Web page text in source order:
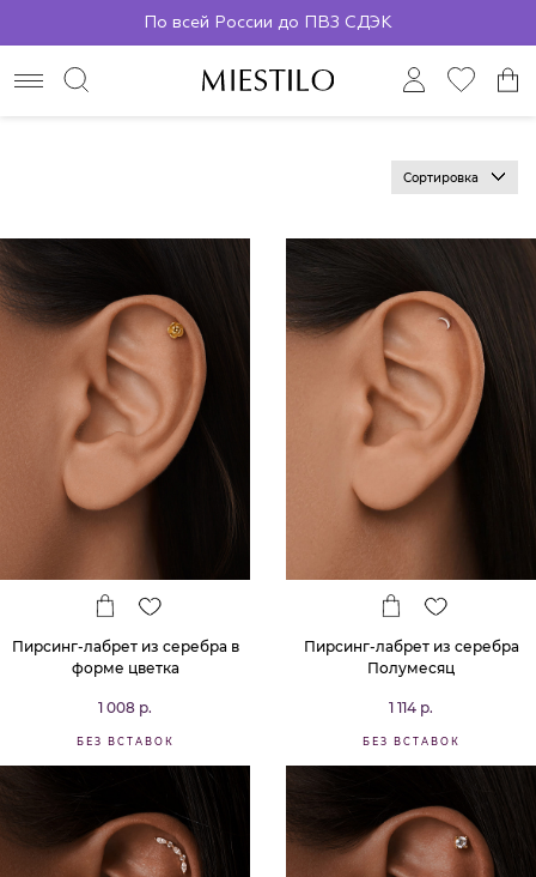
По всей России до ПВЗ СДЭК
Сортировка
Пирсинг-лабрет из серебра в
форме цветка
1 008 р.
БЕЗ ВСТАВОК
Пирсинг-лабрет из серебра
Полумесяц
1 114 р.
БЕЗ ВСТАВОК